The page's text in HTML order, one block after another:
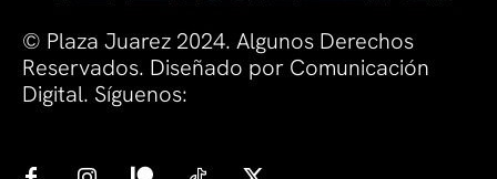
© Plaza Juarez 2024. Algunos Derechos
Reservados. Diseñado por Comunicación
Digital. Síguenos: